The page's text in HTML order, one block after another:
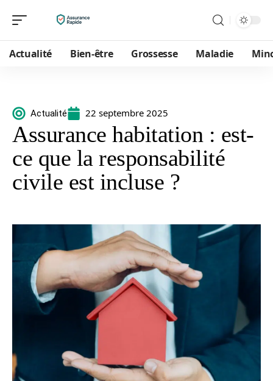
Actualité Bien-être Grossesse Maladie
Actualité 22 septembre 2025
Assurance habitation : est-
ce que la responsabilité
civile est incluse ?